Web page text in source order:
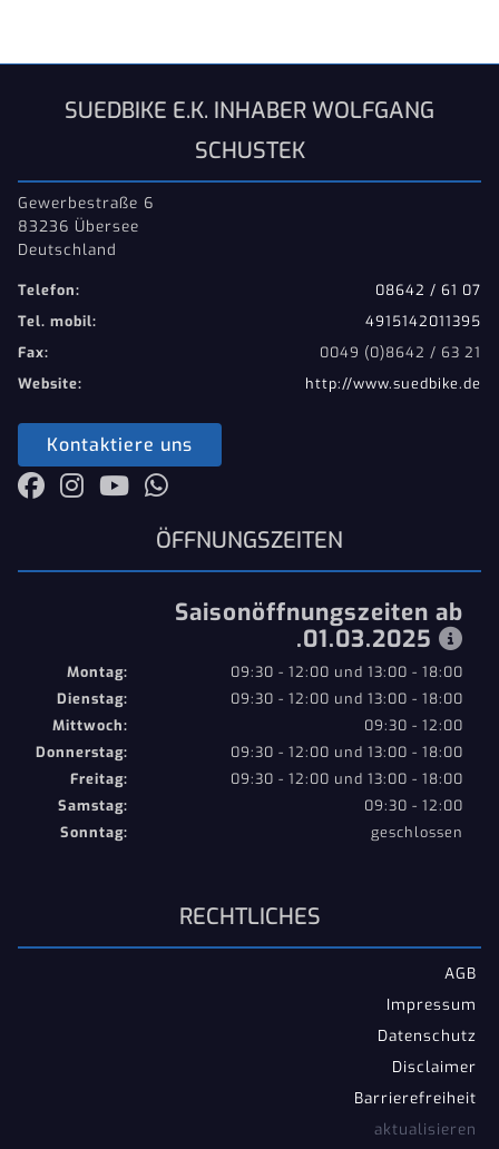
SUEDBIKE E.K. INHABER WOLFGANG
SCHUSTEK
Gewerbestraße 6
83236 Übersee
Deutschland
Telefon:
08642 / 61 07
Tel. mobil:
4915142011395
Fax:
0049 (0)8642 / 63 21
Website:
http://www.suedbike.de
Kontaktiere uns
ÖFFNUNGSZEITEN
Saisonöffnungszeiten ab
.01.03.2025
Montag:
09:30 - 12:00 und 13:00 - 18:00
Dienstag:
09:30 - 12:00 und 13:00 - 18:00
Mittwoch:
09:30 - 12:00
Donnerstag:
09:30 - 12:00 und 13:00 - 18:00
Freitag:
09:30 - 12:00 und 13:00 - 18:00
Samstag:
09:30 - 12:00
Sonntag:
geschlossen
RECHTLICHES
AGB
Impressum
Datenschutz
Disclaimer
Barrierefreiheit
aktualisieren